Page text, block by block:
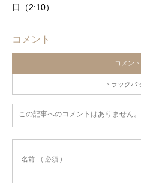
日（2:10）
コメント
コメン
トラックバ
この記事へのコメントはありません。
名前 ( 必須 )